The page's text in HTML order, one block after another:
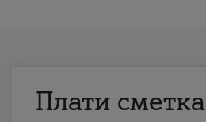
Плати сметка